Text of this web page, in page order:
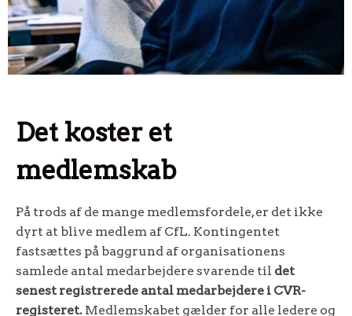
Det koster et
medlemskab
På trods af de mange medlemsfordele, er det ikke
dyrt at blive medlem af CfL. Kontingentet
fastsættes på baggrund af organisationens
samlede antal medarbejdere svarende til det
senest registrerede antal medarbejdere i CVR-
registeret. Medlemskabet gælder for alle ledere og